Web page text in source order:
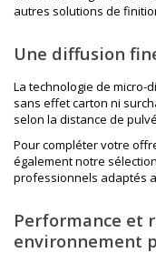
autres solutions de
Une diffusion
La technologie de micro-
sans effet carton ni
selon la distance de
Pour compléter votre
également notre
professionnels adaptés
Performance et
environnement